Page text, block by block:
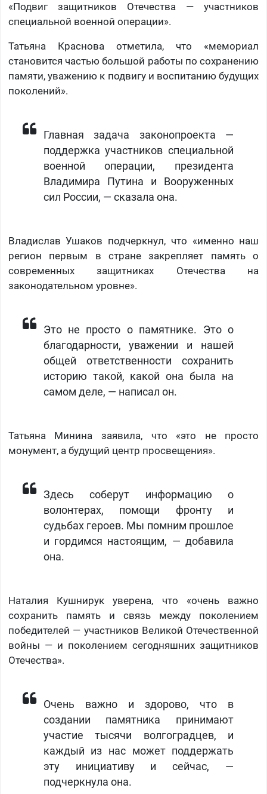
«Подвиг защитников Отечества — участников
специальной военной операции».
Татьяна Краснова отметила, что «мемориал
становится частью большой работы по сохранению
памяти, уважению к подвигу и воспитанию будущих
поколений».
Главная задача законопроекта —
поддержка участников специальной
военной операции, президента
Владимира Путина и Вооруженных
сил России, — сказала она.
Владислав Ушаков подчеркнул, что «именно наш
регион первым в стране закрепляет память о
современных защитниках Отечества на
законодательном уровне».
Это не просто о памятнике. Это о
благодарности, уважении и нашей
общей ответственности сохранить
историю такой, какой она была на
самом деле, — написал он.
Татьяна Минина заявила, что «это не просто
монумент, а будущий центр просвещения».
Здесь соберут информацию о
волонтерах, помощи фронту и
судьбах героев. Мы помним прошлое
и гордимся настоящим, — добавила
она.
Наталия Кушнирук уверена, что «очень важно
сохранить память и связь между поколением
победителей — участников Великой Отечественной
войны — и поколением сегодняшних защитников
Отечества».
Очень важно и здорово, что в
создании памятника принимают
участие тысячи волгоградцев, и
каждый из нас может поддержать
эту инициативу и сейчас, —
подчеркнула она.